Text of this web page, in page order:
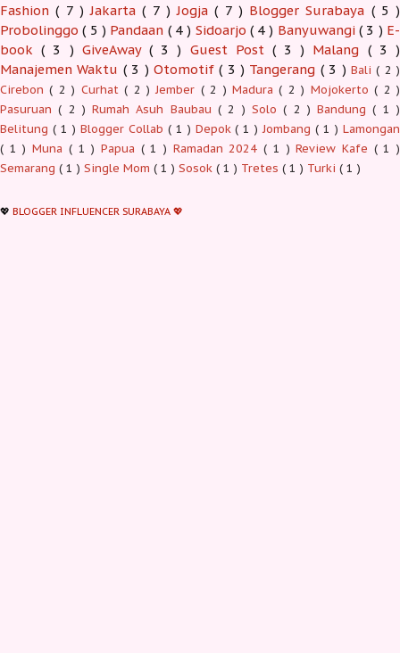
Fashion( 7 ) Jakarta( 7 ) Jogja( 7 ) Blogger Surabaya ( 5 )
Probolinggo( 5 ) Pandaan ( 4 ) Sidoarjo ( 4 ) Banyuwangi( 3 ) E-
book( 3 ) GiveAway ( 3 ) Guest Post ( 3 ) Malang ( 3 )
Manajemen Waktu ( 3 ) Otomotif( 3 ) Tangerang ( 3 ) Bali( 2 )
Cirebon( 2 ) Curhat( 2 ) Jember ( 2 ) Madura( 2 ) Mojokerto( 2 )
Pasuruan( 2 ) Rumah Asuh Baubau( 2 ) Solo( 2 ) Bandung( 1 )
Belitung ( 1 ) Blogger Collab ( 1 ) Depok( 1 ) Jombang( 1 ) Lamongan
( 1 ) Muna ( 1 ) Papua ( 1 ) Ramadan 2024( 1 ) Review Kafe ( 1 )
Semarang ( 1 ) Single Mom ( 1 ) Sosok ( 1 ) Tretes ( 1 ) Turki ( 1 )
💖 BLOGGER INFLUENCER SURABAYA 💖